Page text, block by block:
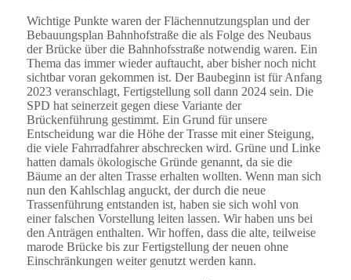
Wichtige Punkte waren der Flächennutzungsplan und der
Bebauungsplan Bahnhofstraße die als Folge des Neubaus
der Brücke über die Bahnhofsstraße notwendig waren. Ein
Thema das immer wieder auftaucht, aber bisher noch nicht
sichtbar voran gekommen ist. Der Baubeginn ist für Anfang
2023 veranschlagt, Fertigstellung soll dann 2024 sein. Die
SPD hat seinerzeit gegen diese Variante der
Brückenführung gestimmt. Ein Grund für unsere
Entscheidung war die Höhe der Trasse mit einer Steigung,
die viele Fahrradfahrer abschrecken wird. Grüne und Linke
hatten damals ökologische Gründe genannt, da sie die
Bäume an der alten Trasse erhalten wollten. Wenn man sich
nun den Kahlschlag anguckt, der durch die neue
Trassenführung entstanden ist, haben sie sich wohl von
einer falschen Vorstellung leiten lassen. Wir haben uns bei
den Anträgen enthalten. Wir hoffen, dass die alte, teilweise
marode Brücke bis zur Fertigstellung der neuen ohne
Einschränkungen weiter genutzt werden kann.